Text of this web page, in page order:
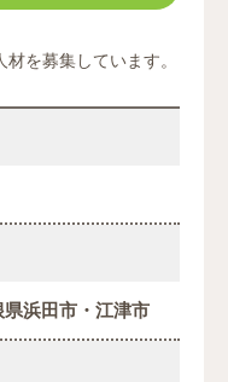
を募集しています。
浜田市・江津市